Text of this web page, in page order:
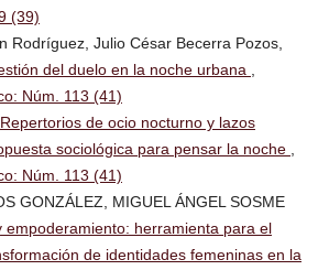
(39)
Rodríguez, Julio César Becerra Pozos,
del duelo en la noche urbana
Núm. 113 (41)
Repertorios de ocio nocturno y lazos
sociológica para pensar la noche
Núm. 113 (41)
GONZÁLEZ, MIGUEL ÁNGEL SOSME
empoderamiento: herramienta para el
de identidades femeninas en la